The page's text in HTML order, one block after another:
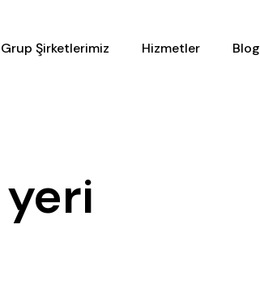
Grup Şirketlerimiz Hizmetler Blog